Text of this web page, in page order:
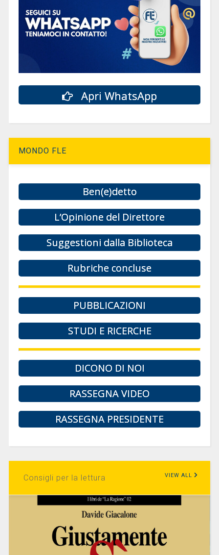
Apri WhatsApp
MONDO FLE
Ben(e)detto
L’Opinione del Direttore
Suggestioni dalla Biblioteca
Rubriche concluse
PUBBLICAZIONI
STUDI E RICERCHE
DICONO DI NOI
RASSEGNA VIDEO
RASSEGNA PRESIDENTE
Consigli per la lettura VIEW ALL